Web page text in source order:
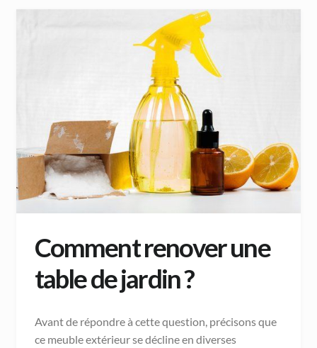
Comment renover une
table de jardin ?
Avant de répondre à cette question, précisons que
ce meuble extérieur se décline en diverses